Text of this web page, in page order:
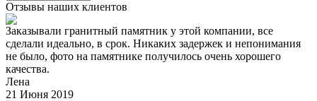
Отзывы наших клиентов
Заказывали гранитный памятник у этой компании, все
сделали идеально, в срок. Никаких задержек и непонимания
не было, фото на памятнике получилось очень хорошего
качества.
Лена
21 Июня 2019